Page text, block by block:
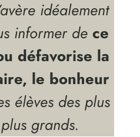
idéalement
informer de ce
défavorise la
le bonheur
élèves des plus
grands.